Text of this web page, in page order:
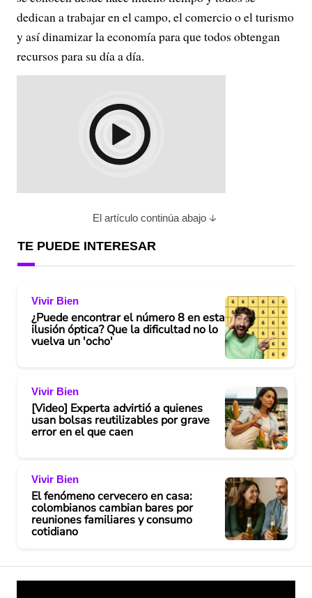
dedican a trabajar en el campo, el comercio o el turismo
y así dinamizar la economía para que todos obtengan
recursos para su día a día.
El artículo continúa abajo
TE PUEDE INTERESAR
Vivir Bien
¿Puede encontrar el número 8 en esta
ilusión óptica? Que la dificultad no lo
vuelva un 'ocho'
Vivir Bien
[Video] Experta advirtió a quienes
usan bolsas reutilizables por grave
error en el que caen
Vivir Bien
El fenómeno cervecero en casa:
colombianos cambian bares por
reuniones familiares y consumo
cotidiano